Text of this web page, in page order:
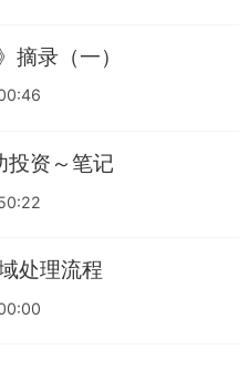
摘录（一）
投资～笔记
处理流程